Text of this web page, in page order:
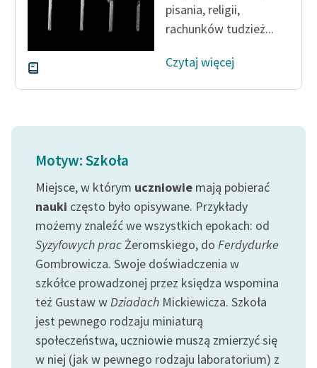
pisania, religii,
rachunków tudzież...
Czytaj więcej
Motyw: Szkoła
Miejsce, w którym uczniowie mają pobierać
nauki często było opisywane. Przykłady
możemy znaleźć we wszystkich epokach: od
Syzyfowych prac Żeromskiego, do Ferdydurke
Gombrowicza. Swoje doświadczenia w
szkółce prowadzonej przez księdza wspomina
też Gustaw wDziadach Mickiewicza. Szkoła
jest pewnego rodzaju miniaturą
społeczeństwa, uczniowie muszą zmierzyć się
w niej (jak w pewnego rodzaju laboratorium) z